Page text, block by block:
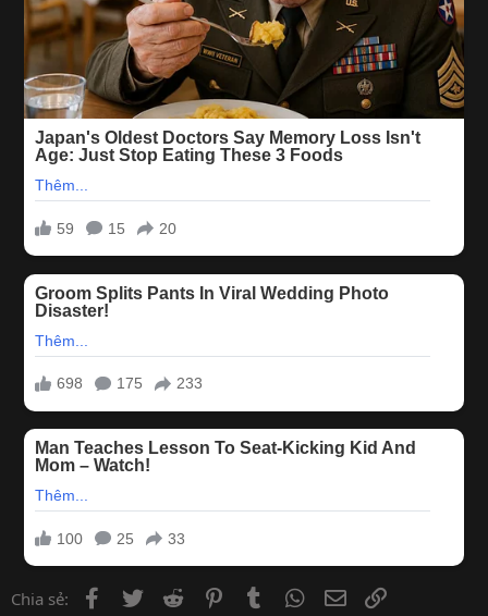
Chia sẻ: Facebook
Twitter Reddit PinterestTumblr WhatsApp
Email